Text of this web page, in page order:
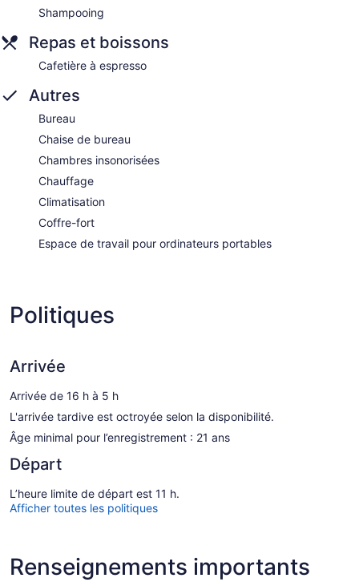
Shampooing
Repas et boissons
Cafetière à espresso
Autres
Bureau
Chaise de bureau
Chambres insonorisées
Chauffage
Climatisation
Coffre-fort
Espace de travail pour ordinateurs portables
Politiques
Arrivée
Arrivée de 16 h à 5 h
L'arrivée tardive est octroyée selon la disponibilité.
Âge minimal pour l’enregistrement : 21 ans
Départ
L’heure limite de départ est 11 h.
Afficher toutes les politiques
Renseignements importants